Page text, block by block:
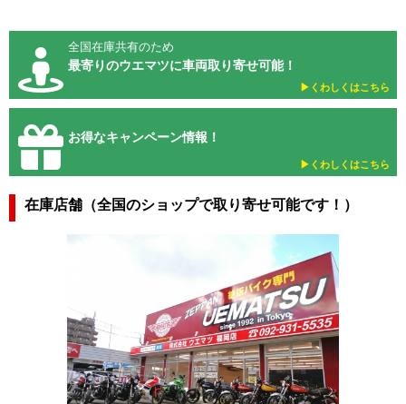
全国在庫共有のため
最寄りのウエマツに車両取り寄せ可能！
▶︎くわしくはこちら
お得なキャンペーン情報！
▶︎くわしくはこちら
在庫店舗（全国のショップで取り寄せ可能です！）